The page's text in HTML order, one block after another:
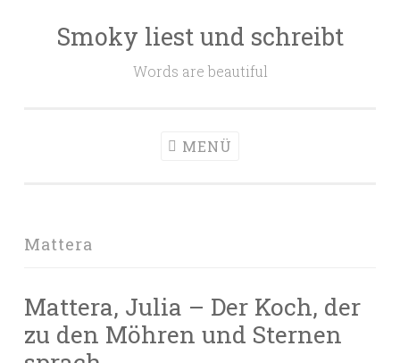
Smoky liest und schreibt
Words are beautiful
MENÜ
Mattera
Mattera, Julia – Der Koch, der
zu den Möhren und Sternen